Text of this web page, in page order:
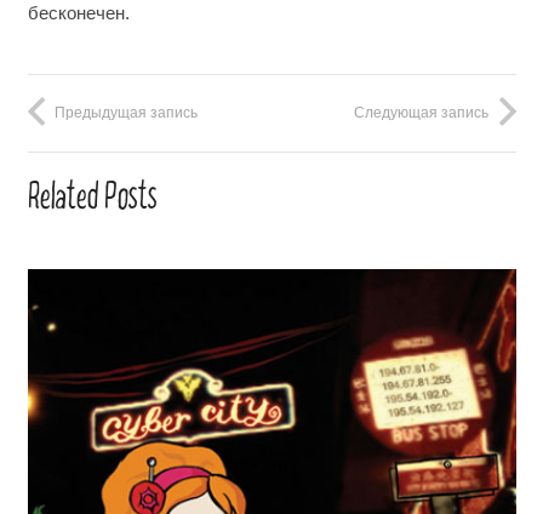
бесконечен.
Предыдущая запись Следующая запись
Related Posts